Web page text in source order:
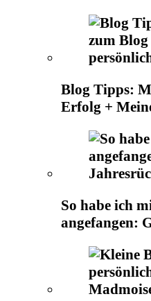
Blog Tipps:
Erfolg +
So habe ich
angefangen: